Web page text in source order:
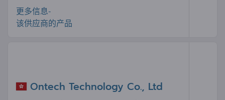
更多信息-
该供应商的产品
Ontech Technology Co., Ltd